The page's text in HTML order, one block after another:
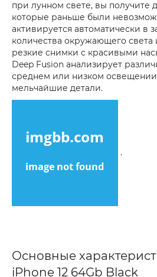
при лунном свете, вы получите
которые раньше были
активируется автоматически в
количества окружающего света
резкие снимки с красивыми
Deep Fusion анализирует
среднем или низком
мельчайшие детали.
.
Основные
iPhone 12 64Gb Black